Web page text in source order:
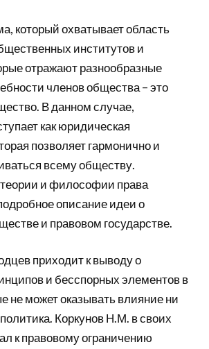
который охватывает область
институтов и
отражают разнообразные
членов общества – это
В данном случае,
как юридическая
позволяет гармонично и
всему обществу.
и философии права
описание идеи о
и правовом государстве.
приходит к выводу о
и бесспорных элементов в
не может оказывать влияние ни
Коркунов Н.М. в своих
к правовому ограничению